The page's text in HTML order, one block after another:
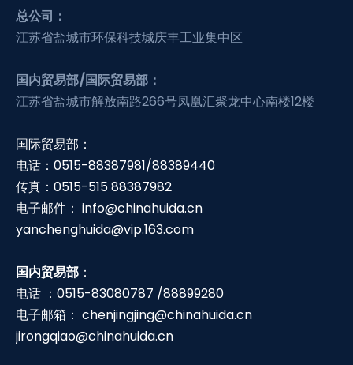
总公司：
江苏省盐城市环保科技城庆丰工业集中区
国内贸易部/国际贸易部：
江苏省盐城市解放南路266号凤凰汇聚龙中心南楼12楼
国际贸易部：
电话：0515-88387981/88389440
传真：0515-515 88387982
电子邮件： info@chinahuida.cn
yanchenghuida@vip.163.com
国内贸易部 ：
电话 ：0515-83080787 /88899280
电子邮箱： chenjingjing@chinahuida.cn
jirongqiao@chinahuida.cn